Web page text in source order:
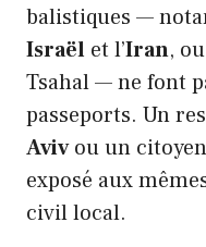
balistiques —
Israël et l’Iran,
Tsahal — ne font
passeports. Un
Avivou un
exposé aux
civil local.